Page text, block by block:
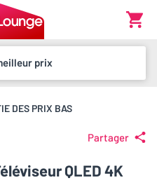
prix
DES PRIX BAS
Partager
QLED 4K